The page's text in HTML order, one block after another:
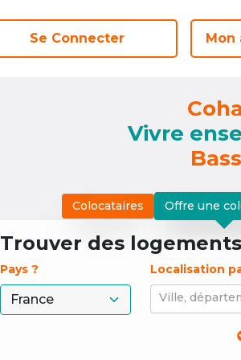
Se Connecter Mon
Se Connecter Mon
Vivre
Colocataires Offre une
Trouver des logements
Pays ?
Localisation
Ville,